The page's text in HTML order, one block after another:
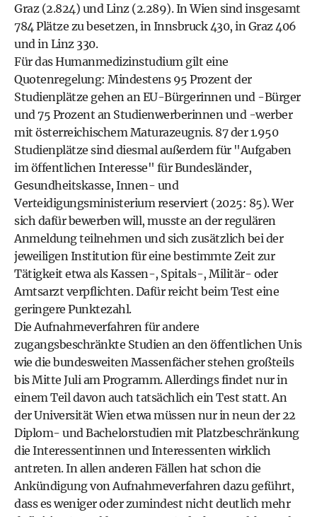
Graz (2.824) und Linz (2.289). In Wien sind insgesamt
784 Plätze zu besetzen, in Innsbruck 430, in Graz 406
und in Linz 330.
Für das Humanmedizinstudium gilt eine
Quotenregelung: Mindestens 95 Prozent der
Studienplätze gehen an EU-Bürgerinnen und -Bürger
und 75 Prozent an Studienwerberinnen und -werber
mit österreichischem Maturazeugnis. 87 der 1.950
Studienplätze sind diesmal außerdem für "Aufgaben
im öffentlichen Interesse" für Bundesländer,
Gesundheitskasse, Innen- und
Verteidigungsministerium reserviert (2025: 85). Wer
sich dafür bewerben will, musste an der regulären
Anmeldung teilnehmen und sich zusätzlich bei der
jeweiligen Institution für eine bestimmte Zeit zur
Tätigkeit etwa als Kassen-, Spitals-, Militär- oder
Amtsarzt verpflichten. Dafür reicht beim Test eine
geringere Punktezahl.
Die Aufnahmeverfahren für andere
zugangsbeschränkte Studien an den öffentlichen Unis
wie die bundesweiten Massenfächer stehen großteils
bis Mitte Juli am Programm. Allerdings findet nur in
einem Teil davon auch tatsächlich ein Test statt. An
der Universität Wien etwa müssen nur in neun der 22
Diplom- und Bachelorstudien mit Platzbeschränkung
die Interessentinnen und Interessenten wirklich
antreten. In allen anderen Fällen hat schon die
Ankündigung von Aufnahmeverfahren dazu geführt,
dass es weniger oder zumindest nicht deutlich mehr